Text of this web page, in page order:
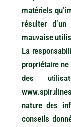
matériels
résulter
mauvaise
La
propriétaire
des
nature des
conseils